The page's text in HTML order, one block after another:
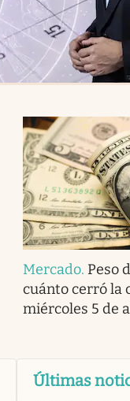
Mercado. Peso
cuánto cerró la
miércoles 5 de
Últimas